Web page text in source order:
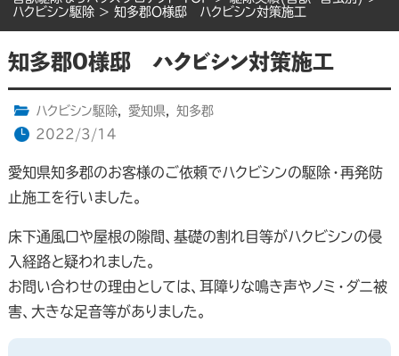
ハクビシン駆除 > 知多郡O様邸 ハクビシン対策施工
知多郡O様邸 ハクビシン対策施工
ハクビシン駆除, 愛知県,
知多郡
2022/3/14
愛知県知多郡のお客様のご依頼でハクビシンの駆除・再発防
止施工を行いました。
床下通風口や屋根の隙間、基礎の割れ目等がハクビシンの侵
入経路と疑われました。
お問い合わせの理由としては、耳障りな鳴き声やノミ・ダニ被
害、大きな足音等がありました。